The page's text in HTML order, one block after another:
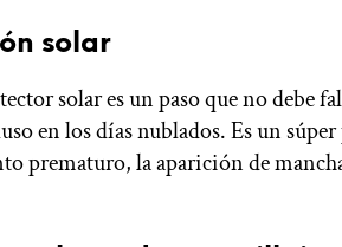
solar
solar es un paso que no debe
en los días nublados. Es un
prematuro, la aparición de